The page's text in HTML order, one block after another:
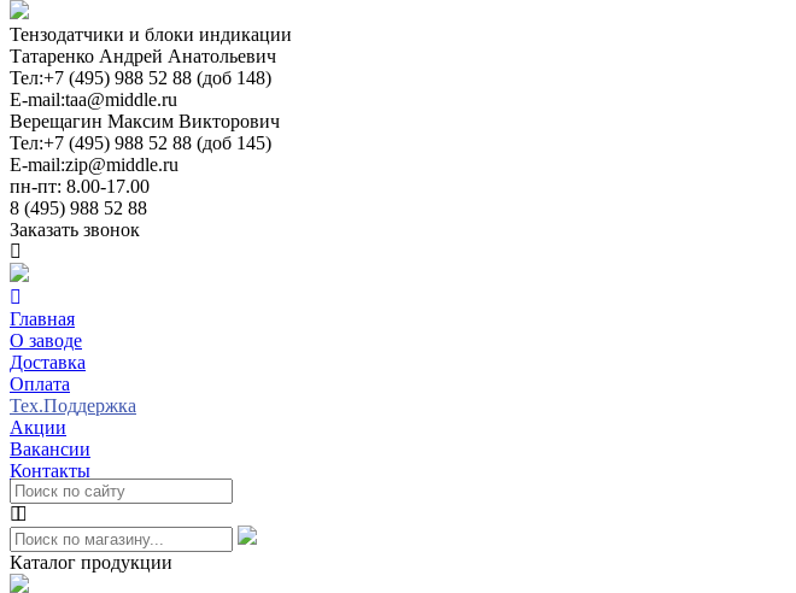
Тензодатчики и блоки индикации
Татаренко Андрей Анатольевич
Тел:+7 (495) 988 52 88 (доб 148)
E-mail:taa@middle.ru
Верещагин Максим Викторович
Тел:+7 (495) 988 52 88 (доб 145)
E-mail:zip@middle.ru
пн-пт: 8.00-17.00
8 (495) 988 52 88
Заказать звонок
Главная
О заводе
Доставка
Оплата
Тех.Поддержка
Акции
Вакансии
Контакты
Каталог продукции